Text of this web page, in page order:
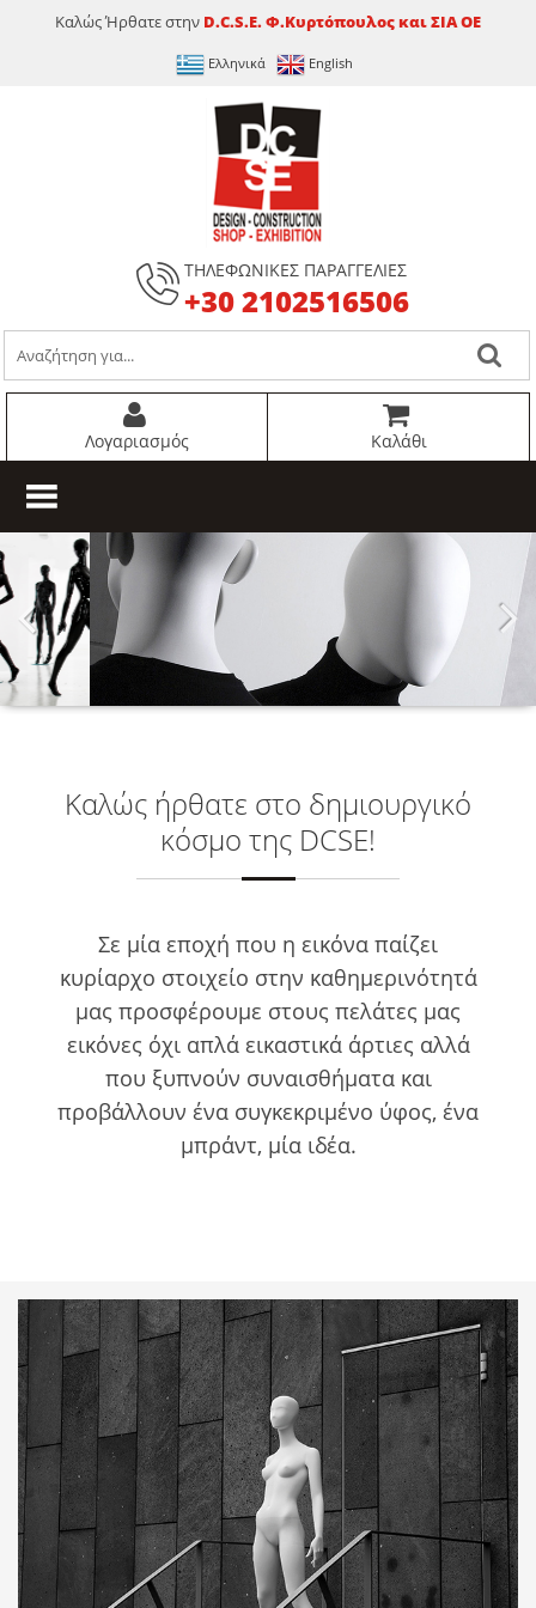
Καλώς Ήρθατε στην D.C.S.E. Φ.Κυρτόπουλος και ΣΙΑ ΟΕ
Ελληνικά English
ΤΗΛΕΦΩΝΙΚΕΣ ΠΑΡΑΓΓΕΛΙΕΣ
+30 2102516506
Λογαριασμός Καλάθι
Καλώς ήρθατε στο δημιουργικό
κόσμο της DCSE!
Σε μία εποχή που η εικόνα παίζει
κυρίαρχο στοιχείο στην καθημερινότητά
μας προσφέρουμε στους πελάτες μας
εικόνες όχι απλά εικαστικά άρτιες αλλά
που ξυπνούν συναισθήματα και
προβάλλουν ένα συγκεκριμένο ύφος, ένα
μπράντ, μία ιδέα.